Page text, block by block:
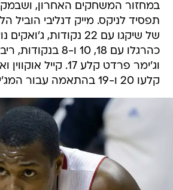
במחזור המשחקים האחרון,
תפסיד לניקס. מייק דנליבי הוביל
של שיקגו עם 22 נקודות,
כהרגלו עם 18, 10 ו-8
וג'ימר פרדט קלע 17. קייל
קלעו 20 ו-19 בהתאמה עבור המג'יק.